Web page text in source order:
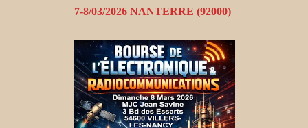
7-8/03/2026 NANTERRE (92000)